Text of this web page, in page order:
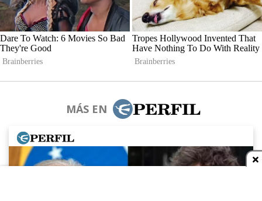
MÁS EN